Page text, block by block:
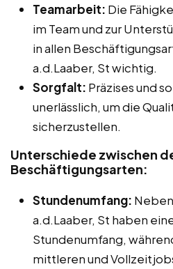
Teamarbeit: Die
im Team und zur
in allen
a.d.Laaber, St wichtig.
Sorgfalt: Präzises und
unerlässlich, um die
sicherzustellen.
Unterschiede zwischen
Beschäftigungsarten:
Stundenumfang:
a.d.Laaber, St haben
Stundenumfang,
mittleren und